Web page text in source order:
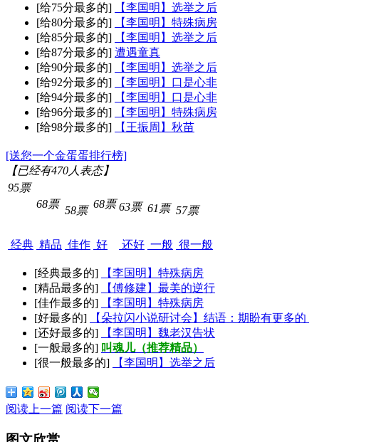
[给75分最多的]
【李国明】选举之后
[给80分最多的]
【李国明】特殊病房
[给85分最多的]
【李国明】选举之后
[给87分最多的] 遭遇童真
[给90分最多的]
【李国明】选举之后
[给92分最多的]
【李国明】口是心非
[给94分最多的]
【李国明】口是心非
[给96分最多的]
【李国明】特殊病房
[给98分最多的]
【王振周】秋苗
[送您一个金蛋蛋排行榜]
【已经有470人表态】
95票
经典
68票
精品
58票
佳作
68票
好
63票
还好
61票
一般
57票
很一般
[经典最多的]
【李国明】特殊病房
[精品最多的]
【傅修建】最美的逆行
[佳作最多的]
【李国明】特殊病房
[好最多的]
【朵拉闪小说研讨会】结语：期盼有更多的
[还好最多的]
【李国明】魏老汉告状
[一般最多的] 叫魂儿（推荐精品）
[很一般最多的]
【李国明】选举之后
阅读上一篇 阅读下一篇